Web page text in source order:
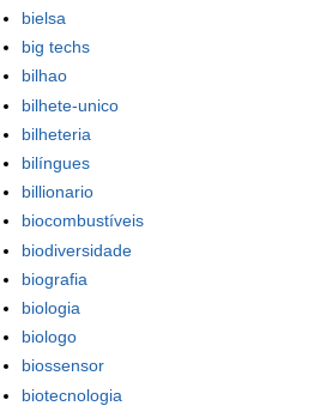
bielsa
big techs
bilhao
bilhete-unico
bilheteria
bilíngues
billionario
biocombustíveis
biodiversidade
biografia
biologia
biologo
biossensor
biotecnologia